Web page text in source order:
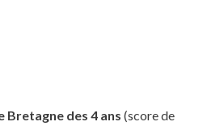
Bretagne des 4 ans (score de